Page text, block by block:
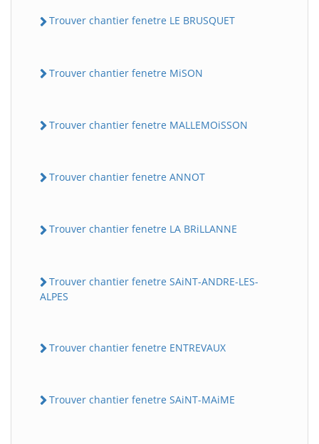
Trouver chantier fenetre LE BRUSQUET
Trouver chantier fenetre MiSON
Trouver chantier fenetre MALLEMOiSSON
Trouver chantier fenetre ANNOT
Trouver chantier fenetre LA BRiLLANNE
Trouver chantier fenetre SAiNT-ANDRE-LES-
ALPES
Trouver chantier fenetre ENTREVAUX
Trouver chantier fenetre SAiNT-MAiME